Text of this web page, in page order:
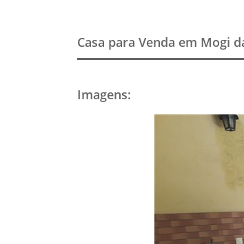
Casa para Venda em Mogi
Imagens: